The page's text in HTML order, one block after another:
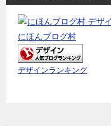
にほんブログ村
デザインランキング